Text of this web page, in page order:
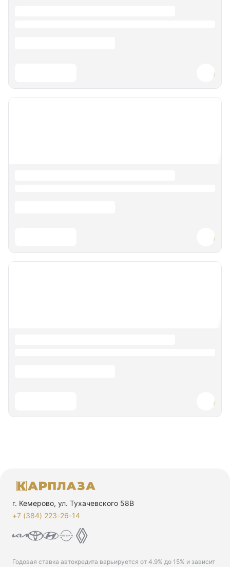
г. Кемерово, ул. Тухачевского 58В
+7 (384) 223-26-14‬
Годовая ставка автокредита варьируется от 4.9% до 15% и зависит